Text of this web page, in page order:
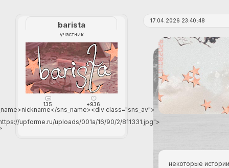
17.04.2026 23:40:48
barista
участник
135 +936
sns_name><div class="sns_av">
upforme.ru/uploads/001a/16/90/2/811331.jpg">
некоторые